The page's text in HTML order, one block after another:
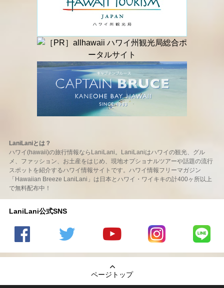
LaniLaniとは？
ハワイ(hawaii)の旅行情報ならLaniLani。LaniLaniはハワイの観光、グル
メ、ファッション、お土産をはじめ、現地オプショナルツアーや話題の流行
スポットを紹介するハワイ情報サイトです。ハワイ情報フリーマガジン
「Hawaiian Breeze LaniLani」は日本とハワイ・ワイキキの計400ヶ所以上
で無料配布中！
LaniLani公式SNS
の
のtwitter
の
Youtube
チャンネ
LaniLani
LaniLani
ページトップ